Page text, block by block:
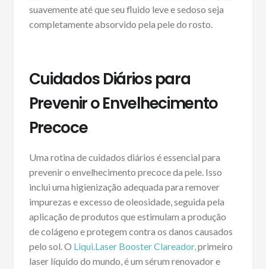
suavemente até que seu fluido leve e sedoso seja
completamente absorvido pela pele do rosto.
Cuidados Diários para
Prevenir o Envelhecimento
Precoce
Uma rotina de cuidados diários é essencial para
prevenir o envelhecimento precoce da pele. Isso
inclui uma higienização adequada para remover
impurezas e excesso de oleosidade, seguida pela
aplicação de produtos que estimulam a produção
de colágeno e protegem contra os danos causados
pelo sol. O Liqui.Laser Booster Clareador, primeiro
laser líquido do mundo, é um sérum renovador e